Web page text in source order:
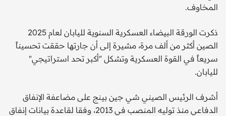
المخاوف.
ذكرت الورقة البيضاء العسكرية السنوية لليابان لعام 2025
الصين أكثر من ألف مرة، مشيرة إلى أن جارتها حققت تحسيناً
سريعاً في القوة العسكرية وتشكل "أكبر تحد استراتيجي"
لليابان.
أشرف الرئيس الصيني شي جين بينج على مضاعفة الإنفاق
الدفاعي منذ توليه المنصب في 2013، وفقا لقاعدة بيانات إنفاق